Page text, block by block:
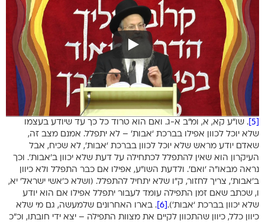
. שו”ע קא, א, ומ”ב א-ג. ואם הוא טרוד כל כך עד שיודע בעצמו
שלא יוכל לכוון אפילו בברכת ‘אבות’ – לא יתפלל. אמנם מצב זה,
שאדם יודע מראש שלא יוכל לכוון בברכת ‘אבות’, לא שכיח, אבל
העיקרון הוא שאין להתפלל לכתחילה על דעת שלא יכוון ב’אבות’. וכך
נראה מבאו”ה ‘ואם’. ולדעת השו”ע, אפילו אם כבר התפלל ולא כיוון
ב’אבות’, צריך לחזור, ק”ו שלא יתחיל להתפלל. (ושלא כ’אשי ישראל’ יא,
ו, שכתב שאם זמן התפילה עומד לעבור יתפלל אפילו אם הוא יודע
שלא יכוון בברכת ‘אבות’).
. בארו האחרונים שלמעשה, גם מי שלא
כיוון כלל, כיוון שהתכוון לקיים את מצוות התפילה – יצא ידי חובתו, וכ”כ